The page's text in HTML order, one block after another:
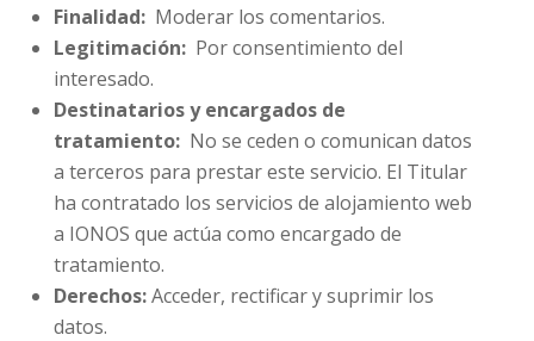
Finalidad:Moderar los comentarios.
Legitimación:Por consentimiento del
interesado.
Destinatarios y encargados de
tratamiento:No se ceden o comunican datos
a terceros para prestar este servicio. El Titular
ha contratado los servicios de alojamiento web
a IONOS que actúa como encargado de
tratamiento.
Derechos:Acceder, rectificar y suprimir los
datos.